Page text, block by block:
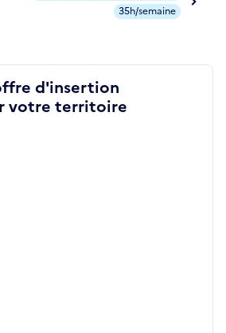
35h/semaine
d'insertion
votre territoire